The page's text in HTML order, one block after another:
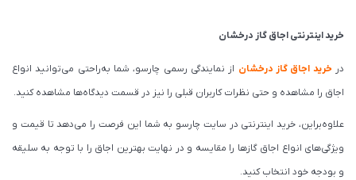
خرید اینترنتی اجاق گاز درخشان
درخرید اجاق گاز درخشان از نمایندگی رسمی چارسو، شما به‌راحتی می‌توانید انواع
اجاق را مشاهده و حتی نظرات کاربران قبلی را نیز در قسمت دیدگاه‌ها مشاهده کنید.
علاوه‌براین، خرید اینترنتی در سایت چارسو به شما این فرصت را می‌دهد تا قیمت و
ویژگی‌های انواع اجاق گازها را مقایسه و در نهایت بهترین اجاق را با توجه به سلیقه
و بودجه خود انتخاب کنید.